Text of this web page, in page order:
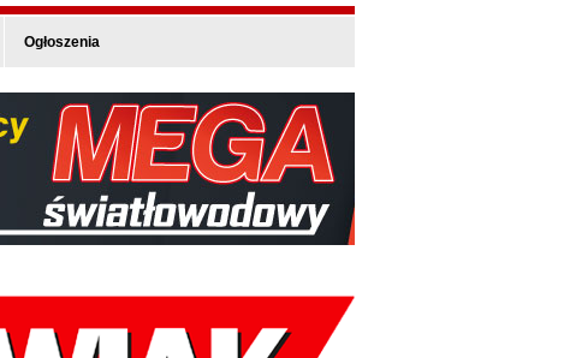
Ogłoszenia